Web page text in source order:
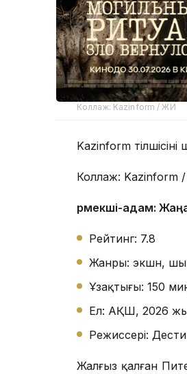
Коллаж: Kazinform / ЖИ
Kazinform
Коллаж: Kazinform
Өрмекші-адам:
Рейтинг: 7.8
Жанры: экшн,
Ұзақтығы: 150
Ел: АҚШ, 2026
Режиссері:
Жалғыз қалған